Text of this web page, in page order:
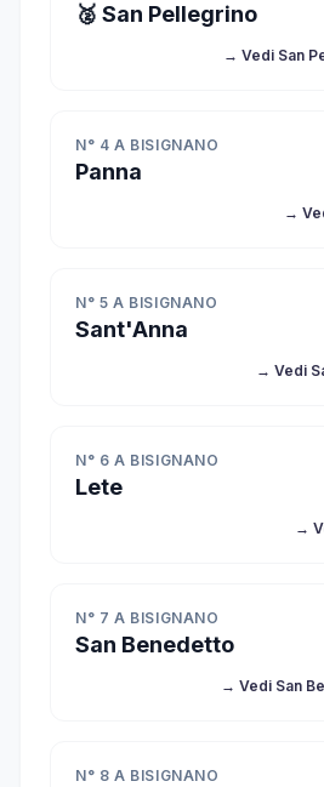
🥈 San Pellegrino
→ Vedi San
N° 4 A BISIGNANO
Panna
→
N° 5 A BISIGNANO
Sant'Anna
→ Vedi
N° 6 A BISIGNANO
Lete
→
N° 7 A BISIGNANO
San Benedetto
→ Vedi San
N° 8 A BISIGNANO